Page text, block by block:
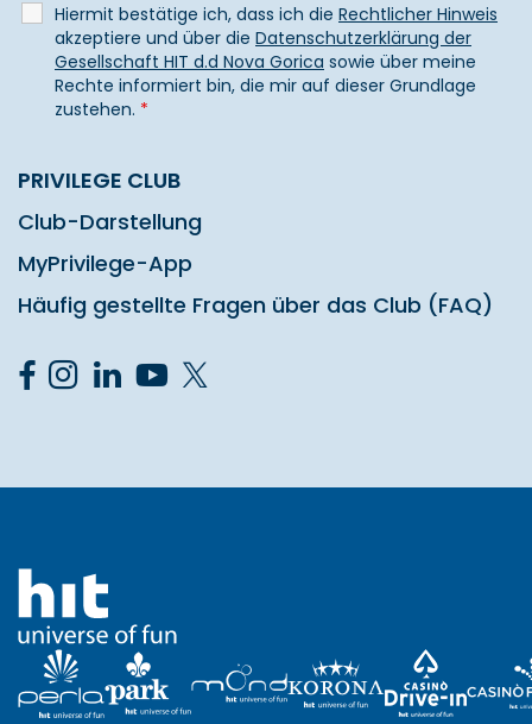
Hiermit bestätige ich, dass ich die Rechtlicher Hinweis
akzeptiere und über die Datenschutzerklärung der
Gesellschaft HIT d.d Nova Gorica sowie über meine
Rechte informiert bin, die mir auf dieser Grundlage
zustehen. *
PRIVILEGE CLUB
Club-Darstellung
MyPrivilege-App
Häufig gestellte Fragen über das Club (FAQ)